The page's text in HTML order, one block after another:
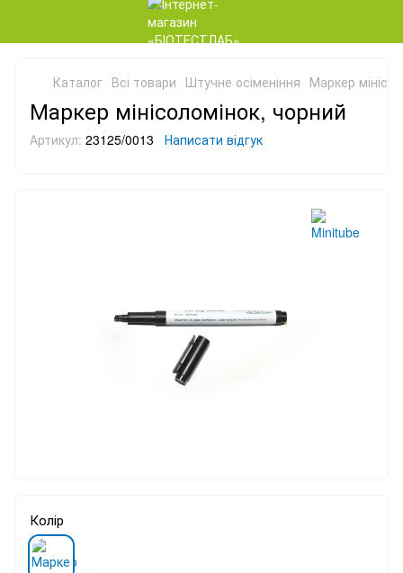
Каталог Всі товари Штучне осіменіння Маркер
Маркер мінісоломінок, чорний
Артикул: 23125/0013 Написати відгук
Колір